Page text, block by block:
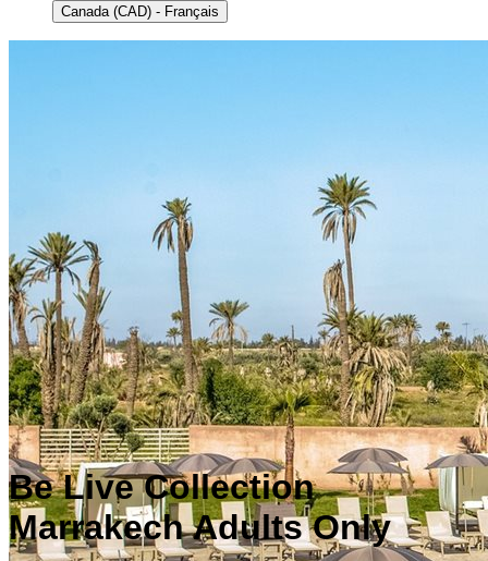
Canada (CAD) - Français
Be Live Collection
Marrakech Adults Only